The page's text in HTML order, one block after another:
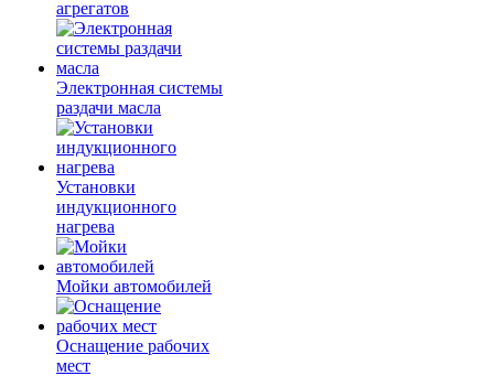
агрегатов
Электронная системы
раздачи масла
Установки
индукционного
нагрева
Мойки автомобилей
Оснащение рабочих
мест